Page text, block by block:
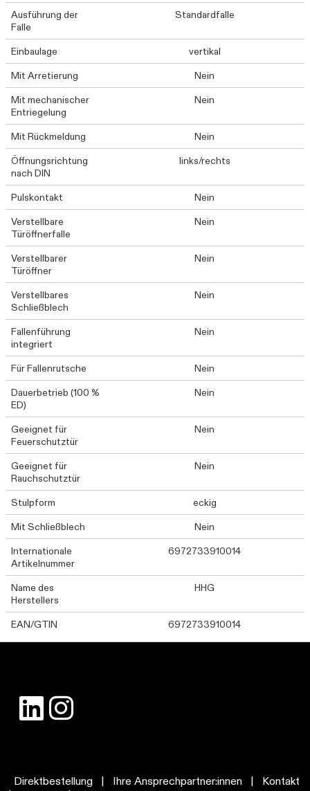
Ausführung der
Falle
Standardfalle
Einbaulage
vertikal
Mit Arretierung
Nein
Mit mechanischer
Entriegelung
Nein
Mit Rückmeldung
Nein
Öffnungsrichtung
nach DIN
links/rechts
Pulskontakt
Nein
Verstellbare
Türöffnerfalle
Nein
Verstellbarer
Türöffner
Nein
Verstellbares
Schließblech
Nein
Fallenführung
integriert
Nein
Für Fallenrutsche
Nein
Dauerbetrieb (100 %
ED)
Nein
Geeignet für
Feuerschutztür
Nein
Geeignet für
Rauchschutztür
Nein
Stulpform
eckig
Mit Schließblech
Nein
Internationale
Artikelnummer
6972733910014
Name des
Herstellers
HHG
EAN/GTIN 6972733910014
Direktbestellung | Ihre Ansprechpartner:innen |
Kontakt